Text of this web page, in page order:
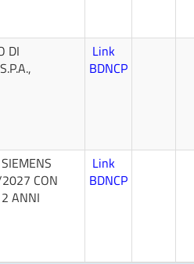
DI
Link
BDNCP
CON
ANNI
Link
BDNCP